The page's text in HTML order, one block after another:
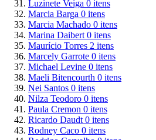
Luzinete Veiga 0 itens
Marcia Barga 0 itens
Marcia Machado 0 itens
Marina Daibert 0 itens
Maurício Torres 2 itens
Marcely Garrote 0 itens
Michael Levine 0 itens
Maeli Bitencourth 0 itens
Nei Santos 0 itens
Nilza Teodoro 0 itens
Paula Cremon 0 itens
Ricardo Daudt 0 itens
Rodney Caco 0 itens